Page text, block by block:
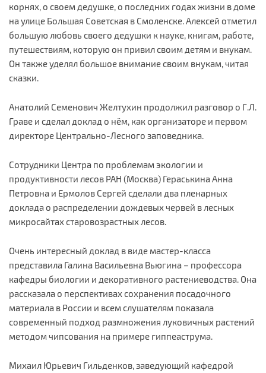
корнях, о своем дедушке, о последних годах жизни в доме
на улице Большая Советская в Смоленске. Алексей отметил
большую любовь своего дедушки к науке, книгам, работе,
путешествиям, которую он привил своим детям и внукам.
Он также уделял большое внимание своим внукам, читая
сказки.
Анатолий Семенович Желтухин продолжил разговор о Г.Л.
Граве и сделал доклад о нём, как организаторе и первом
директоре Центрально-Лесного заповедника.
Сотрудники Центра по проблемам экологии и
продуктивности лесов РАН (Москва) Гераськина Анна
Петровна и Ермолов Сергей сделали два пленарных
доклада о распределении дождевых червей в лесных
микросайтах старовозрастных лесов.
Очень интересный доклад в виде мастер-класса
представила Галина Васильевна Вьюгина – профессора
кафедры биологии и декоративного растениеводства. Она
рассказала о перспективах сохранения посадочного
материала в России и всем слушателям показала
современный подход размножения луковичных растений
методом чипсования на примере гиппеаструма.
Михаил Юрьевич Гильденков, заведующий кафедрой